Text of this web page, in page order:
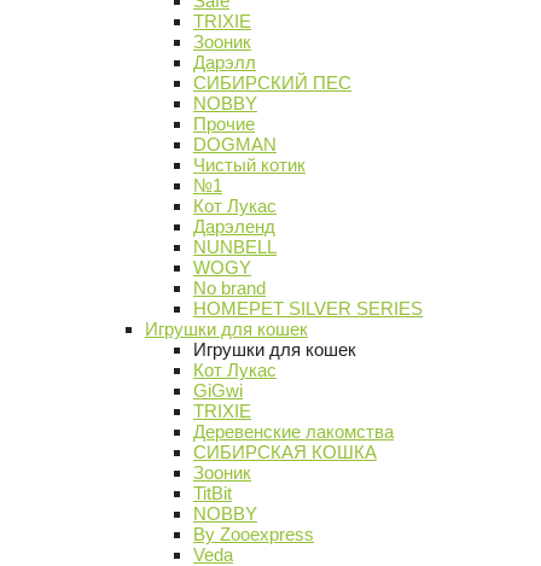
TRIXIE
Зооник
Дарэлл
СИБИРСКИЙ ПЕС
NOBBY
Прочие
DOGMAN
Чистый котик
№1
Кот Лукас
Дарэленд
NUNBELL
WOGY
No brand
HOMEPET SILVER SERIES
Игрушки для кошек
Игрушки для кошек
Кот Лукас
GiGwi
TRIXIE
Деревенские лакомства
СИБИРСКАЯ КОШКА
Зооник
TitBit
NOBBY
By Zooexpress
Veda